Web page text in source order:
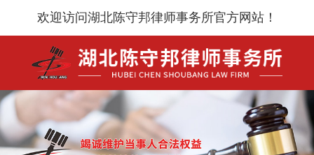
欢迎访问湖北陈守邦律师事务所官方网站！